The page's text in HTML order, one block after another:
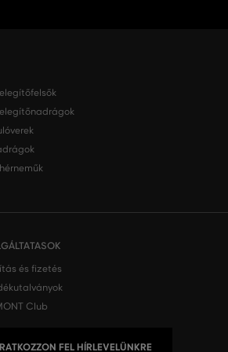
és fizetés
Club
FEL HÍRLEVELÜNKRE